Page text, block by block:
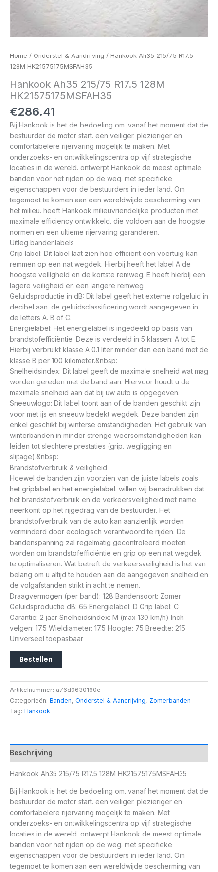
Home / Onderstel & Aandrijving / Hankook Ah35 215/75 R17.5
128M HK21575175MSFAH35
Hankook Ah35 215/75 R17.5 128M
HK21575175MSFAH35
€286.41
Bij Hankook is het de bedoeling om. vanaf het moment dat de
bestuurder de motor start. een veiliger. plezieriger en
comfortabelere rijervaring mogelijk te maken. Met
onderzoeks- en ontwikkelingscentra op vijf strategische
locaties in de wereld. ontwerpt Hankook de meest optimale
banden voor het rijden op de weg. met specifieke
eigenschappen voor de bestuurders in ieder land. Om
tegemoet te komen aan een wereldwijde bescherming van
het milieu. heeft Hankook milieuvriendelijke producten met
maximale efficiency ontwikkeld. die voldoen aan de hoogste
normen en een ultieme rijervaring garanderen.
Uitleg bandenlabels
Grip label: Dit label laat zien hoe efficiënt een voertuig kan
remmen op een nat wegdek. Hierbij heeft het label A de
hoogste veiligheid en de kortste remweg. E heeft hierbij een
lagere veiligheid en een langere remweg
Geluidsproductie in dB: Dit label geeft het externe rolgeluid in
decibel aan. de geluidsclassificering wordt aangegeven in
de letters A. B of C.
Energielabel: Het energielabel is ingedeeld op basis van
brandstofefficiëntie. Deze is verdeeld in 5 klassen: A tot E.
Hierbij verbruikt klasse A 0.1 liter minder dan een band met de
klasse B per 100 kilometer.&nbsp:
Snelheidsindex: Dit label geeft de maximale snelheid wat mag
worden gereden met de band aan. Hiervoor houdt u de
maximale snelheid aan dat bij uw auto is opgegeven.
Sneeuwlogo: Dit label toont aan of de banden geschikt zijn
voor met ijs en sneeuw bedekt wegdek. Deze banden zijn
enkel geschikt bij winterse omstandigheden. Het gebruik van
winterbanden in minder strenge weersomstandigheden kan
leiden tot slechtere prestaties (grip. wegligging en
slijtage).&nbsp:
Brandstofverbruik & veiligheid
Hoewel de banden zijn voorzien van de juiste labels zoals
het griplabel en het energielabel. willen wij benadrukken dat
het brandstofverbruik en de verkeersveiligheid met name
neerkomt op het rijgedrag van de bestuurder. Het
brandstofverbruik van de auto kan aanzienlijk worden
verminderd door ecologisch verantwoord te rijden. De
bandenspanning zal regelmatig gecontroleerd moeten
worden om brandstofefficiëntie en grip op een nat wegdek
te optimaliseren. Wat betreft de verkeersveiligheid is het van
belang om u altijd te houden aan de aangegeven snelheid en
de volgafstanden strikt in acht te nemen.
Draagvermogen (per band): 128 Bandensoort: Zomer
Geluidsproductie dB: 65 Energielabel: D Grip label: C
Garantie: 2 jaar Snelheidsindex: M (max 130 km/h) Inch
velgen: 17.5 Wieldiameter: 17.5 Hoogte: 75 Breedte: 215
Universeel toepasbaar
Bestellen
Artikelnummer: a76d9630160e
Categorieën: Banden, Onderstel & Aandrijving, Zomerbanden
Tag: Hankook
Beschrijving
Hankook Ah35 215/75 R17.5 128M HK21575175MSFAH35
Bij Hankook is het de bedoeling om. vanaf het moment dat de
bestuurder de motor start. een veiliger. plezieriger en
comfortabelere rijervaring mogelijk te maken. Met
onderzoeks- en ontwikkelingscentra op vijf strategische
locaties in de wereld. ontwerpt Hankook de meest optimale
banden voor het rijden op de weg. met specifieke
eigenschappen voor de bestuurders in ieder land. Om
tegemoet te komen aan een wereldwijde bescherming van